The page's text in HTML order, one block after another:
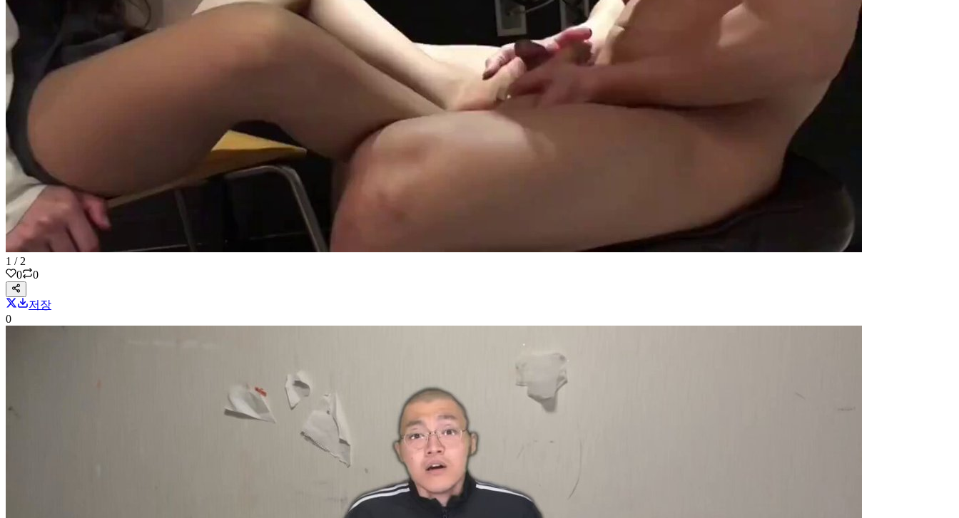
1 / 2
0
0
저장
0